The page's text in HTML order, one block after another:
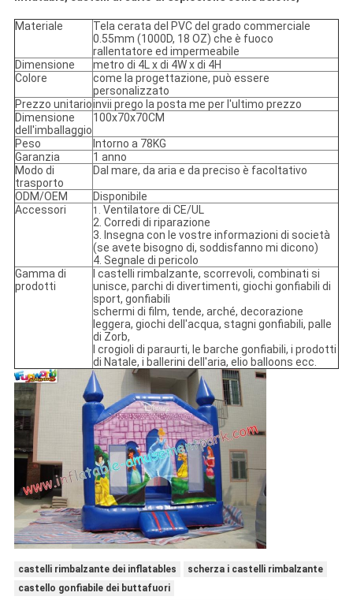
Materiale
Tela cerata del PVC del grado commerciale
0.55mm (1000D, 18 OZ) che è fuoco
rallentatore ed impermeabile
Dimensione
metro di 4L x di 4W x di 4H
Colore
come la progettazione, può essere
personalizzato
Prezzo unitarioinvii prego la posta me per l'ultimo prezzo
Dimensione
dell'imballaggio
100x70x70CM
Peso
Intorno a 78KG
Garanzia
1 anno
Modo di
trasporto
Dal mare, da aria e da preciso è facoltativo
ODM/OEM
Disponibile
Accessori
1. Ventilatore di CE/UL
2. Corredi di riparazione
3. Insegna con le vostre informazioni di società
(se avete bisogno di, soddisfanno mi dicono)
4. Segnale di pericolo
Gamma di
prodotti
I castelli rimbalzante, scorrevoli, combinati si
unisce, parchi di divertimenti, giochi gonfiabili di
sport, gonfiabili
schermi di film, tende, arché, decorazione
leggera, giochi dell'acqua, stagni gonfiabili, palle
di Zorb,
I crogioli di paraurti, le barche gonfiabili, i prodotti
di Natale, i ballerini dell'aria, elio balloons ecc.
castelli rimbalzante dei inflatables
scherza i castelli rimbalzante
castello gonfiabile dei buttafuori